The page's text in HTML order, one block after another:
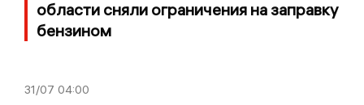
области сняли ограничения на заправку
бензином
31/07 04:00